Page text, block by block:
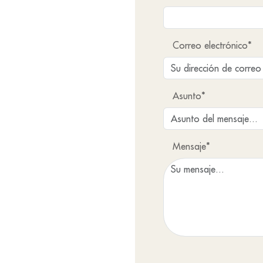
Correo electrónico*
Asunto*
Mensaje*